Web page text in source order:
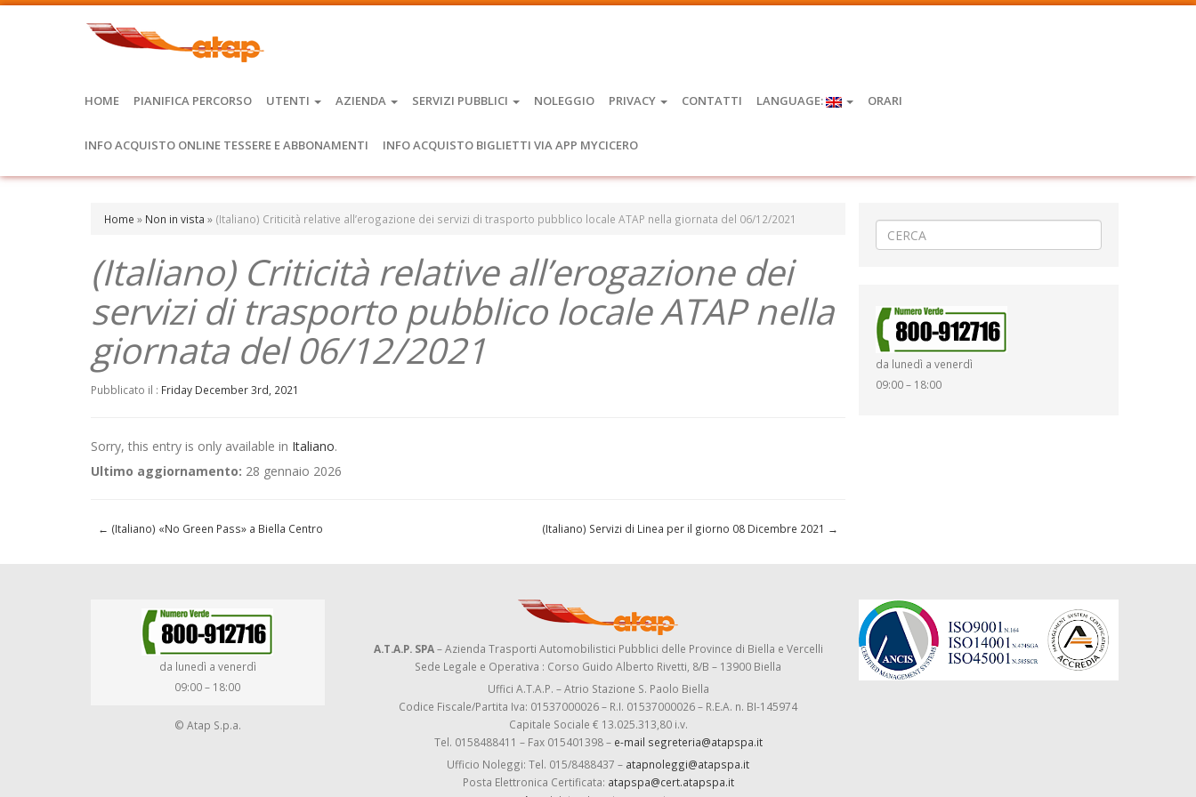
HOME PIANIFICA PERCORSO UTENTI AZIENDA SERVIZI PUBBLICI NOLEGGIO PRIVACY CONTATTI LANGUAGE: ORARI
INFO ACQUISTO ONLINE TESSERE E ABBONAMENTI INFO ACQUISTO BIGLIETTI VIA APP MYCICERO
Home » Non in vista » (Italiano) Criticità relative all’erogazione dei servizi di trasporto pubblico locale ATAP nella giornata del 06/12/2021
(Italiano) Criticità relative all’erogazione dei
servizi di trasporto pubblico locale ATAP nella
giornata del 06/12/2021
Pubblicato il : Friday December 3rd, 2021
Sorry, this entry is only available in Italiano.
Ultimo aggiornamento: 28 gennaio 2026
← (Italiano) «No Green Pass» a Biella Centro (Italiano) Servizi di Linea per il giorno 08 Dicembre 2021 →
da lunedì a venerdì
09:00 – 18:00
da lunedì a venerdì
09:00 – 18:00
© Atap S.p.a.
A.T.A.P. SPA– Azienda Trasporti Automobilistici Pubblici delle Province di Biella e Vercelli
Sede Legale e Operativa : Corso Guido Alberto Rivetti, 8/B – 13900 Biella
Uffici A.T.A.P. – Atrio Stazione S. Paolo Biella
Codice Fiscale/Partita Iva: 01537000026 – R.I. 01537000026 – R.E.A. n. BI-145974
Capitale Sociale € 13.025.313,80 i.v.
Tel. 0158488411 – Fax 015401398 – e-mail segreteria@atapspa.it
Ufficio Noleggi: Tel. 015/8488437 – atapnoleggi@atapspa.it
Posta Elettronica Certificata: atapspa@cert.atapspa.it